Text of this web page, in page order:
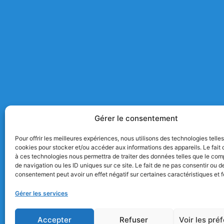
Gérer le consentement
Pour offrir les meilleures expériences, nous utilisons des technologies
cookies pour stocker et/ou accéder aux informations des appareils. Le fait
à ces technologies nous permettra de traiter des données telles que le
de navigation ou les ID uniques sur ce site. Le fait de ne pas consentir ou
consentement peut avoir un effet négatif sur certaines caractéristiques et
Gérer les services
Accepter Refuser Voir les